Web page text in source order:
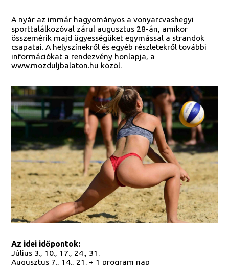
A nyár az immár hagyományos a vonyarcvashegyi
sporttalálkozóval zárul augusztus 28-án, amikor
összemérik majd ügyességüket egymással a strandok
csapatai. A helyszínekről és egyéb részletekről további
információkat a rendezvény honlapja, a
www.mozduljbalaton.hu közöl.
Az idei időpontok:
Július 3., 10., 17., 24., 31.
Augusztus 7., 14., 21. + 1 program nap